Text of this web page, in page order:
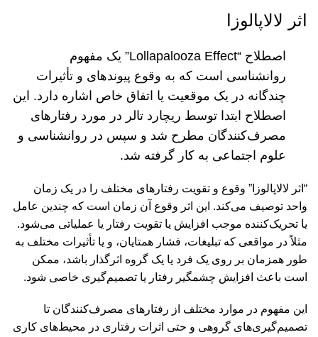
اثر لالاپالوزا
اصطلاح “Lollapalooza Effect” یک مفهوم
روانشناسی است که به وقوع پیوندهای و تأثیرات
چندگانه در یک موقعیت یا اتفاق خاص اشاره دارد. این
اصطلاح ابتدا توسط ریچارد تالر در مورد رفتارهای
مصرف‌کنندگان مطرح شد و سپس در روانشناسی و
علوم اجتماعی به کار گرفته شد.
“اثر لالاپالوزا” وقوع و تقویت رفتارهای مختلف را در یک زمان
واحد توصیف می‌کند. این اثر وقوع آن زمان است که چندین عامل
یا تحریک‌کننده موجب افزایش یا تقویت رفتار یا عملیاتی می‌شود.
مثلاً در مواقعی که تبلیغات، فشار همتایان، و یا تأثیرات مختلف به
طور همزمان بر روی یک فرد یا یک گروه اثرگذار باشد، ممکن
است باعث افزایش چشمگیر رفتار یا تصمیم‌گیری خاصی شود.
این مفهوم در موارد مختلف از رفتارهای مصرف‌کنندگان تا
تصمیم‌گیری‌های گروهی و حتی اثرات رفتاری در محیط‌های کاری